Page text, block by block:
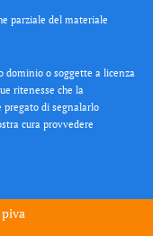
parziale del materiale
dominio o soggette a licenza
ritenesse che la
pregato di segnalarlo
cura provvedere
piva